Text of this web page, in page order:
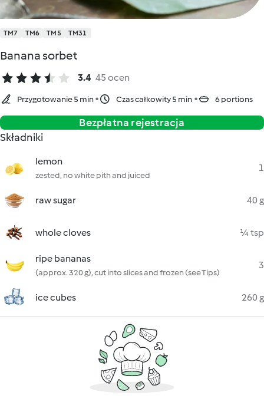
TM7 TM6 TM5 TM31
Banana sorbet
3.4 45 ocen
Przygotowanie 5 min Czas całkowity 5 min 6 portions
Bezpłatna rejestracja
Składniki
lemon
zested, no white pith and juiced
1
raw sugar 40 g
whole cloves ¼ tsp
ripe bananas
(approx. 320 g), cut into slices and frozen (see Tips)
3
ice cubes 260 g